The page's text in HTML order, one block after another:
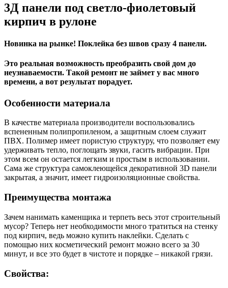
3Д панели под светло-фиолетовый
кирпич в рулоне
Новинка на рынке! Поклейка без швов сразу 4 панели.
Это реальная возможность преобразить свой дом до
неузнаваемости. Такой ремонт не займет у вас много
времени, а вот результат порадует.
Особенности материала
В качестве материала производители воспользовались
вспененным полипропиленом, а защитным слоем служит
ПВХ. Полимер имеет пористую структуру, что позволяет ему
удерживать тепло, поглощать звуки, гасить вибрации. При
этом всем он остается легким и простым в использовании.
Сама же структура самоклеющейся декоративной 3D панели
закрытая, а значит, имеет гидроизоляционные свойства.
Преимущества монтажа
Зачем нанимать каменщика и терпеть весь этот строительный
мусор? Теперь нет необходимости много тратиться на стенку
под кирпич, ведь можно купить наклейки. Сделать с
помощью них косметический ремонт можно всего за 30
минут, и все это будет в чистоте и порядке – никакой грязи.
Свойства: